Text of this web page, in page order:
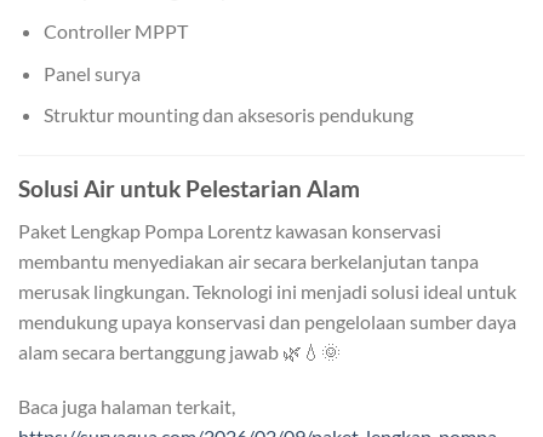
Controller MPPT
Panel surya
Struktur mounting dan aksesoris pendukung
Solusi Air untuk Pelestarian Alam
Paket Lengkap Pompa Lorentz kawasan konservasi
membantu menyediakan air secara berkelanjutan tanpa
merusak lingkungan. Teknologi ini menjadi solusi ideal untuk
mendukung upaya konservasi dan pengelolaan sumber daya
alam secara bertanggung jawab 🌿💧🌞
Baca juga halaman terkait,